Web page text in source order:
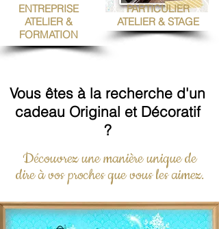
ENTREPRISE
ATELIER &
FORMATION
PARTICULIER
ATELIER & STAGE
Vous êtes à la recherche d'un
cadeau Original et Décoratif
?
Découvrez une manière unique de
dire à vos proches que vous les aimez.